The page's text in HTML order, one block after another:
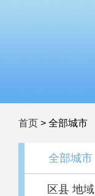
首页 > 全部城市
全部城市
区县 地域